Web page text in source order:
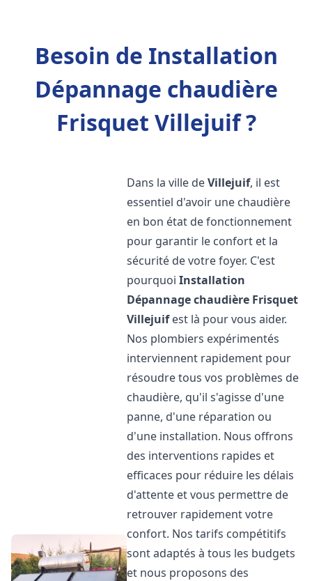
Besoin de Installation
Dépannage chaudière
Frisquet Villejuif ?
Dans la ville deVillejuif, il est
essentiel d'avoir une chaudière
en bon état de fonctionnement
pour garantir le confort et la
sécurité de votre foyer. C'est
pourquoiInstallation
Dépannage chaudière Frisquet
Villejuifest là pour vous aider.
Nos plombiers expérimentés
interviennent rapidement pour
résoudre tous vos problèmes de
chaudière, qu'il s'agisse d'une
panne, d'une réparation ou
d'une installation. Nous offrons
des interventions rapides et
efficaces pour réduire les délais
d'attente et vous permettre de
retrouver rapidement votre
confort. Nos tarifs compétitifs
sont adaptés à tous les budgets
et nous proposons des